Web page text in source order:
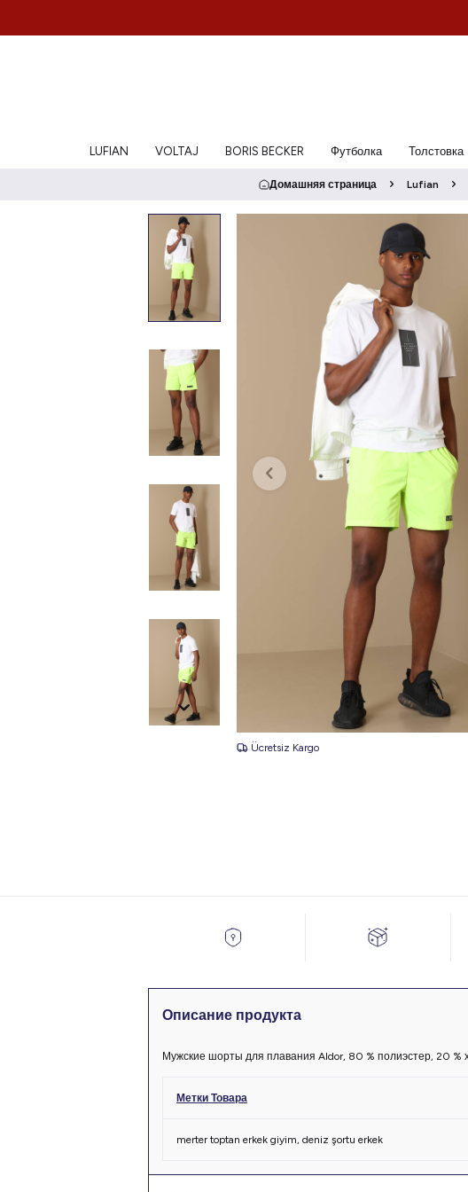
LUFIAN VOLTAJ BORIS BECKER Футболка Толстовка
Домашняя страница Lufian
Ücretsiz Kargo
Описание продукта
Мужские шорты для плавания Aldor, 80 % полиэстер, 20 %
Метки Товара
merter toptan erkek giyim, deniz şortu erkek